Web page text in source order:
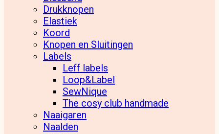
Drukknopen
Elastiek
Koord
Knopen en Sluitingen
Labels
Leff labels
Loop&Label
SewNique
The cosy club handmade
Naaigaren
Naalden